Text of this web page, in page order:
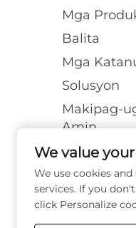
Mga
Balita
Mga
Solusyon
Makipag-
Amin
Blog
We value
We use cookies
services. If you
click Personalize